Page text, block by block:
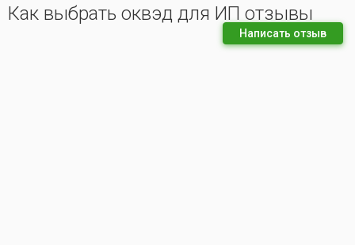
Как выбрать оквэд для ИП отзывы
Написать отзыв